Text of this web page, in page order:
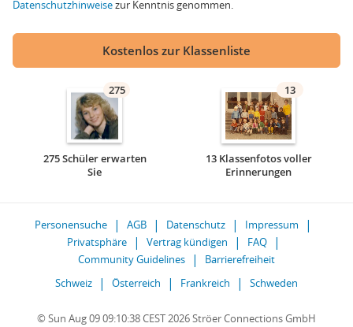
Datenschutzhinweisezur Kenntnis genommen.
Kostenlos zur Klassenliste
275
275 Schüler erwarten
Sie
13
13 Klassenfotos voller
Erinnerungen
Personensuche AGB Datenschutz
Impressum
Privatsphäre
Vertrag kündigen
FAQ
Community Guidelines
Barrierefreiheit
Schweiz
Österreich Frankreich Schweden
© Sun Aug 09 09:10:38 CEST 2026 Ströer Connections GmbH